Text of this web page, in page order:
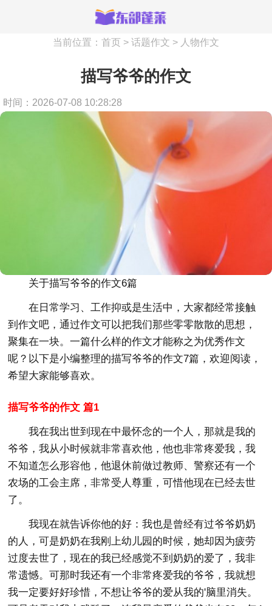
当前位置： 首页 > 话题作文 > 人物作文
描写爷爷的作文
时间：2026-07-08 10:28:28
关于描写爷爷的作文6篇
在日常学习、工作抑或是生活中，大家都经常接触
到作文吧，通过作文可以把我们那些零零散散的思想，
聚集在一块。一篇什么样的作文才能称之为优秀作文
呢？以下是小编整理的描写爷爷的作文7篇，欢迎阅读，
希望大家能够喜欢。
描写爷爷的作文 篇1
我在我出世到现在中最怀念的一个人，那就是我的
爷爷，我从小时候就非常喜欢他，他也非常疼爱我，我
不知道怎么形容他，他退休前做过教师、警察还有一个
农场的工会主席，非常受人尊重，可惜他现在已经去世
了。
我现在就告诉你他的好：我也是曾经有过爷爷奶奶
的人，可是奶奶在我刚上幼儿园的时候，她却因为疲劳
过度去世了，现在的我已经感觉不到奶奶的爱了，我非
常遗憾。可那时我还有一个非常疼爱我的爷爷，我就想
我一定要好好珍惜，不想让爷爷的爱从我的'脑里消失。